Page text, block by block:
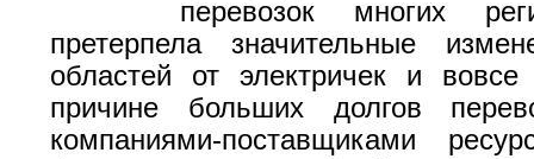
перевозок многих
претерпела значительные
областей от электричек и вовсе
причине больших долгов
компаниями-поставщиками